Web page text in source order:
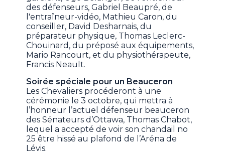
des défenseurs, Gabriel Beaupré, de
l'entraîneur-vidéo, Mathieu Caron, du
conseiller, David Desharnais, du
préparateur physique, Thomas Leclerc-
Chouinard, du préposé aux équipements,
Mario Rancourt, et du physiothérapeute,
Francis Neault.
Soirée spéciale pour un Beauceron
Les Chevaliers procéderont à une
cérémonie le 3 octobre, qui mettra à
l’honneur l’actuel défenseur beauceron
des Sénateurs d’Ottawa, Thomas Chabot,
lequel a accepté de voir son chandail no
25 être hissé au plafond de l’Aréna de
Lévis.